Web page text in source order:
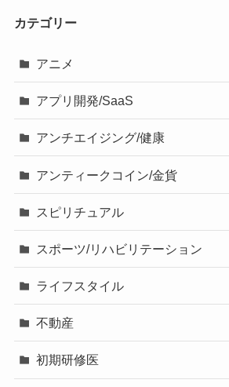
カテゴリー
アニメ
アプリ開発/SaaS
アンチエイジング/健康
アンティークコイン/金貨
スピリチュアル
スポーツ/リハビリテーション
ライフスタイル
不動産
初期研修医